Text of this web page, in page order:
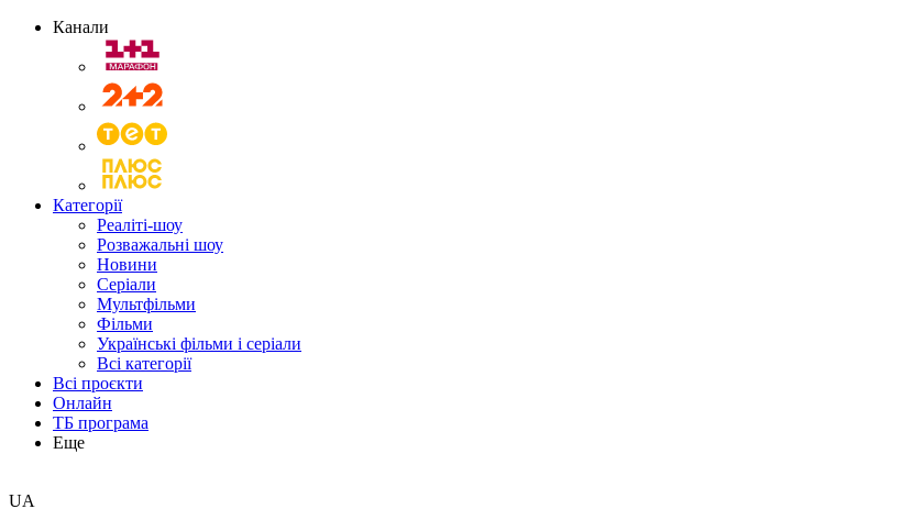
Канали
Категорії
Реаліті-шоу
Розважальні шоу
Новини
Серіали
Мультфільми
Фільми
Українські фільми і серіали
Всі категорії
Всі проєкти
Онлайн
ТБ програма
Еще
UA